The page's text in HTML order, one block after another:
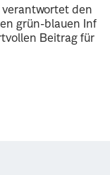
verantwortet den
grün-blauen Inf
Beitrag für